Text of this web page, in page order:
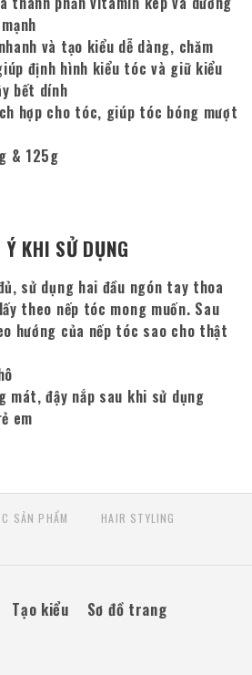
và tạo kiểu dễ dàng, chăm
định hình kiểu tóc và giữ kiểu
bết dính
hợp cho tóc, giúp tóc bóng mượt
& 125g
Ý KHI SỬ DỤNG
sử dụng hai đầu ngón tay thoa
theo nếp tóc mong muốn. Sau
hướng của nếp tóc sao cho thật
mát, đậy nắp sau khi sử dụng
em
SẢN PHẨM
HAIR STYLING
Tạo kiểu Sơ đồ trang